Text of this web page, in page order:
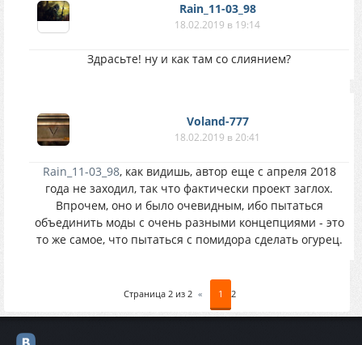
Rain_11-03_98
18.02.2019 в 19:14
Здрасьте! ну и как там со слиянием?
Voland-777
18.02.2019 в 20:41
Rain_11-03_98, как видишь, автор еще с апреля 2018
года не заходил, так что фактически проект заглох.
Впрочем, оно и было очевидным, ибо пытаться
объединить моды с очень разными концепциями - это
то же самое, что пытаться с помидора сделать огурец.
Страница 2 из 2 « 1 2